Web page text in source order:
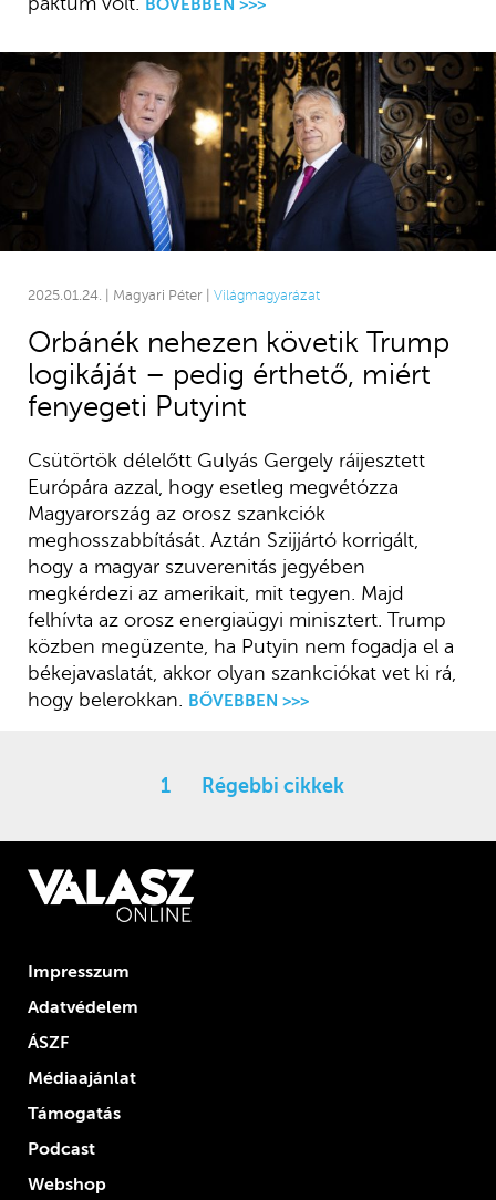
BŐVEBBEN >>>
2025.01.24. | Magyari Péter | Világmagyarázat
Orbánék nehezen követik Trump
logikáját – pedig érthető, miért
fenyegeti Putyint
Csütörtök délelőtt Gulyás Gergely ráijesztett
Európára azzal, hogy esetleg megvétózza
Magyarország az orosz szankciók
meghosszabbítását. Aztán Szijjártó korrigált,
hogy a magyar szuverenitás jegyében
megkérdezi az amerikait, mit tegyen. Majd
felhívta az orosz energiaügyi minisztert. Trump
közben megüzente, ha Putyin nem fogadja el a
békejavaslatát, akkor olyan szankciókat vet ki rá,
hogy belerokkan. BŐVEBBEN >>>
1 Régebbi cikkek
Impresszum
Adatvédelem
ÁSZF
Médiaajánlat
Támogatás
Podcast
Webshop